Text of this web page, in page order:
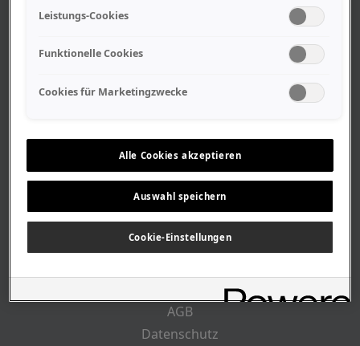
Geschäftszeiten
Stellenangebote
Geschichte
CUSTOMER INFO
AGB
Datenschutz
Leistungs-Cookies
Funktionelle Cookies
Cookies für Marketingzwecke
Alle Cookies akzeptieren
Auswahl speichern
Cookie-Einstellungen